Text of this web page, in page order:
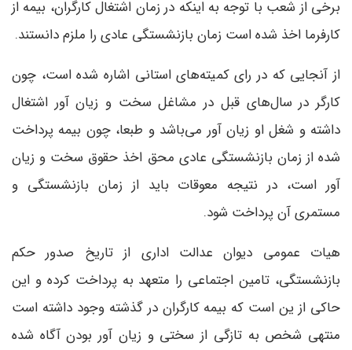
برخی از شعب با توجه به اینکه در زمان اشتغال کارگران، بیمه از
کارفرما اخذ شده است زمان بازنشستگی عادی را ملزم دانستند.
از آنجایی که در رای کمیته‌های استانی اشاره شده است، چون
کارگر در سال‌های قبل در مشاغل سخت و زیان آور اشتغال
داشته و شغل او زیان آور می‌باشد و طبعا، چون بیمه پرداخت
شده از زمان بازنشستگی عادی محق اخذ حقوق سخت و زیان
آور است، در نتیجه معوقات باید از زمان بازنشستگی و
مستمری آن پرداخت شود.
هیات عمومی دیوان عدالت اداری از تاریخ صدور حکم
بازنشستگی، تامین اجتماعی را متعهد به پرداخت کرده و این
حاکی از ین است که بیمه کارگران در گذشته وجود داشته است
منتهی شخص به تازگی از سختی و زیان آور بودن آگاه شده